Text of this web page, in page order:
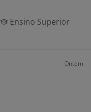
Ensino Superior
Ontem